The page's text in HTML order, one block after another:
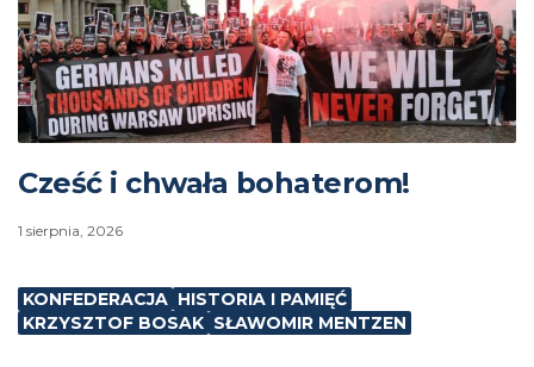
Cześć i chwała bohaterom!
1 sierpnia, 2026
KONFEDERACJA HISTORIA I PAMIĘĆ
KRZYSZTOF BOSAK SŁAWOMIR MENTZEN